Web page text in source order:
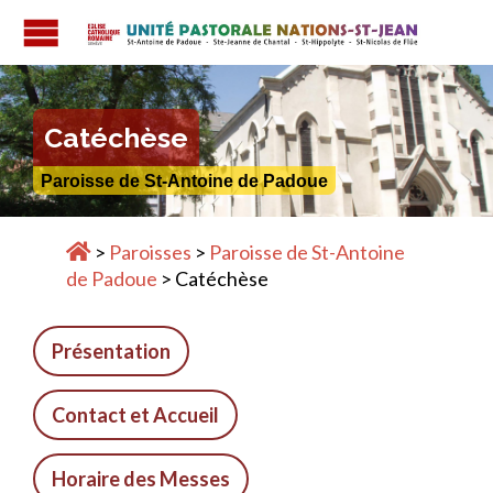
Catéchèse
Paroisse de St-Antoine de Padoue
> Paroisses > Paroisse de St-Antoine
de Padoue > Catéchèse
Présentation
Contact et Accueil
Horaire des Messes